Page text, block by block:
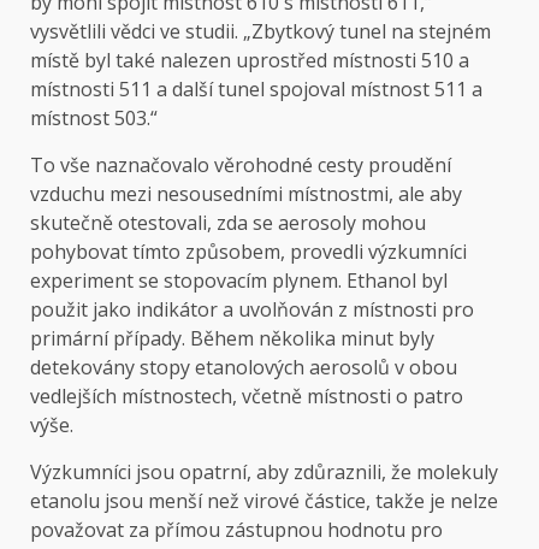
vysvětlili vědci ve studii. „Zbytkový tunel na stejném
místě byl také nalezen uprostřed místnosti 510 a
místnosti 511 a další tunel spojoval místnost 511 a
místnost 503.“
To vše naznačovalo věrohodné cesty proudění
vzduchu mezi nesousedními místnostmi, ale aby
skutečně otestovali, zda se aerosoly mohou
pohybovat tímto způsobem, provedli výzkumníci
experiment se stopovacím plynem. Ethanol byl
použit jako indikátor a uvolňován z místnosti pro
primární případy. Během několika minut byly
detekovány stopy etanolových aerosolů v obou
vedlejších místnostech, včetně místnosti o patro
výše.
Výzkumníci jsou opatrní, aby zdůraznili, že molekuly
etanolu jsou menší než virové částice, takže je nelze
považovat za přímou zástupnou hodnotu pro